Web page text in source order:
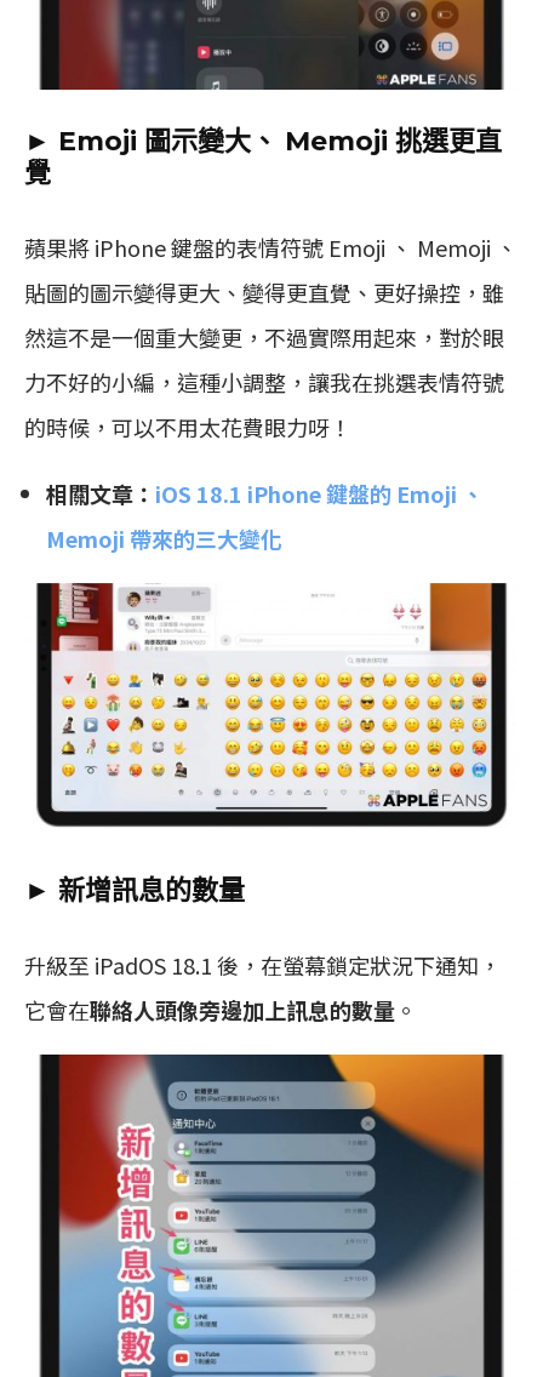
► Emoji 圖示變大、 Memoji 挑選更直
覺
蘋果將 iPhone 鍵盤的表情符號 Emoji 、 Memoji 、
貼圖的圖示變得更大、變得更直覺、更好操控，雖
然這不是一個重大變更，不過實際用起來，對於眼
力不好的小編，這種小調整，讓我在挑選表情符號
的時候，可以不用太花費眼力呀！
相關文章： iOS 18.1 iPhone 鍵盤的 Emoji 、
Memoji 帶來的三大變化
► 新增訊息的數量
升級至 iPadOS 18.1 後，在螢幕鎖定狀況下通知，
它會在聯絡人頭像旁邊加上訊息的數量 。